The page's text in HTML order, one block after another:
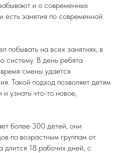
и о современных
есть занятия по современной
побывать на всех занятиях, в
систему. В день ребята
смены удается
Такой подход позволяет детям
узнать что-то новое,
более 300 детей, они
по возрастным группам от
18 рабочих дней, с